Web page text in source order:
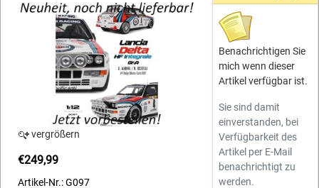
vergrößern
€249,99
Artikel-Nr.: G097
Benachrichtigen Sie
mich wenn dieser
Artikel verfügbar ist.
Sie sind damit
einverstanden, bei
Verfügbarkeit des
Artikel per E-Mail
benachrichtigt zu
werden.